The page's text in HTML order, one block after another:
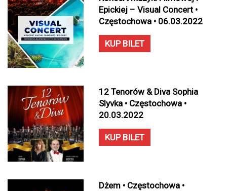
Epickiej – Visual Concert •
Częstochowa • 06.03.2022
KUP BILET
12 Tenorów & Diva Sophia
Slyvka • Częstochowa •
20.03.2022
KUP BILET
Dżem • Częstochowa •